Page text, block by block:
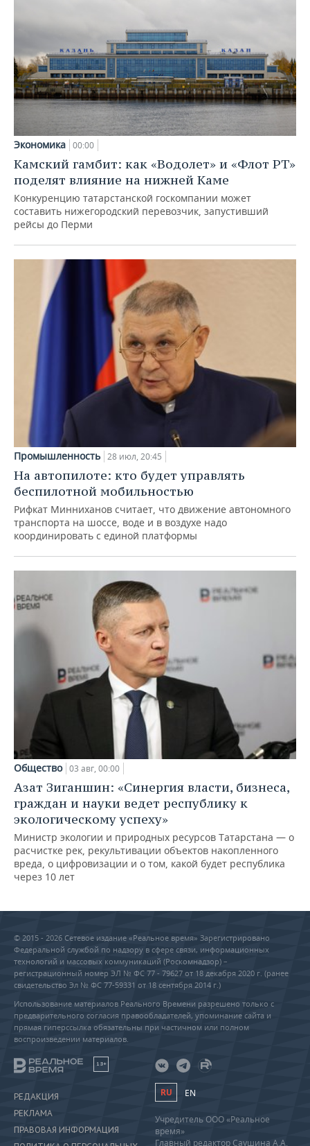
Экономика 00:00
Камский гамбит: как «Водолет» и «Флот РТ»
поделят влияние на нижней Каме
Конкуренцию татарстанской госкомпании может
составить нижегородский перевозчик, запустивший
рейсы до Перми
Промышленность 28 июл, 20:45
На автопилоте: кто будет управлять
беспилотной мобильностью
Рифкат Минниханов считает, что движение автономного
транспорта на шоссе, воде и в воздухе надо
координировать с единой платформы
Общество 03 авг, 00:00
Азат Зиганшин: «Синергия власти, бизнеса,
граждан и науки ведет республику к
экологическому успеху»
Министр экологии и природных ресурсов Татарстана — о
расчистке рек, рекультивации объектов накопленного
вреда, о цифровизации и о том, какой будет республика
через 10 лет
© 2015 - 2026 Сетевое издание «Реальное время» Зарегистрировано
Федеральной службой по надзору в сфере связи, информационных
технологий и массовых коммуникаций (Роскомнадзор) –
регистрационный номер ЭЛ № ФС 77 - 79627 от 18 декабря 2020 г. (ранее
свидетельство Эл № ФС 77-59331 от 18 сентября 2014 г.)
Использование материалов Реального Времени разрешено только с
предварительного согласия правообладателей, упоминание сайта и
прямая гиперссылка обязательны при частичном или полном
воспроизведении материалов.
18+
РЕДАКЦИЯ
РЕКЛАМА
ПРАВОВАЯ ИНФОРМАЦИЯ
RU EN
Учредитель ООО «Реальное
время»
Главный редактор Саушина А.А.